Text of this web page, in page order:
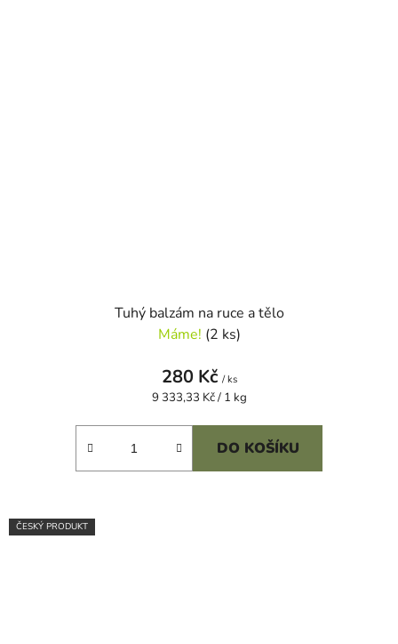
Tuhý balzám na ruce a tělo
Máme! (2 ks)
280 Kč / ks
Měrná
9 333,33 Kč / 1 kg
DO KOŠÍKU
ČESKÝ PRODUKT